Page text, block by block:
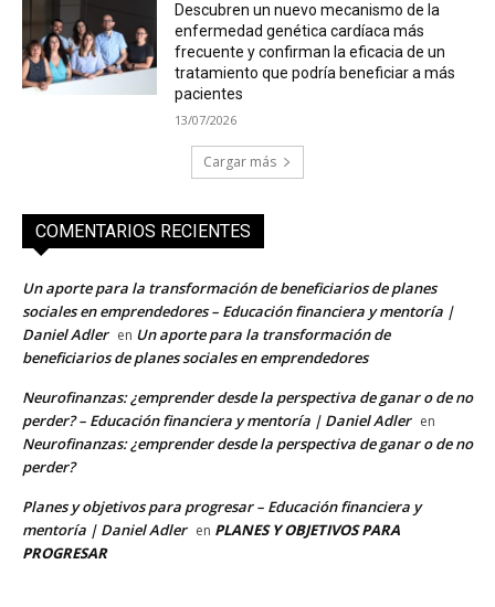
Descubren un nuevo mecanismo de la
enfermedad genética cardíaca más
frecuente y confirman la eficacia de un
tratamiento que podría beneficiar a más
pacientes
13/07/2026
Cargar más
COMENTARIOS RECIENTES
Un aporte para la transformación de beneficiarios de planes
sociales en emprendedores – Educación financiera y mentoría |
Daniel Adler en Un aporte para la transformación de
beneficiarios de planes sociales en emprendedores
Neurofinanzas: ¿emprender desde la perspectiva de ganar o de no
perder? – Educación financiera y mentoría | Daniel Adler en
Neurofinanzas: ¿emprender desde la perspectiva de ganar o de no
perder?
Planes y objetivos para progresar – Educación financiera y
mentoría | Daniel Adler en PLANES Y OBJETIVOS PARA
PROGRESAR